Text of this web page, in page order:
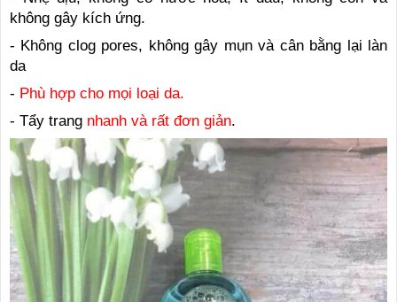
không gây kích ứng.
- Không clog pores, không gây mụn và cân bằng lại làn
da
- Phù hợp cho mọi loại da.
- Tẩy trang nhanh và rất đơn giản.